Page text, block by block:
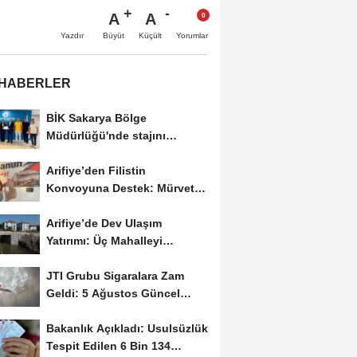
Yazdır
A
Büyüt
A
Küçült Yorumlar
BİK Sakarya Bölge
Müdürlüğü'nde stajını
Arifiye’den Filistin
Konvoyuna Destek: Mürvet
Arifiye’de Dev Ulaşım
Yatırımı: Üç Mahalleyi
JTI Grubu Sigaralara Zam
Geldi: 5 Ağustos Güncel
Bakanlık Açıkladı: Usulsüzlük
Tespit Edilen 6 Bin 134